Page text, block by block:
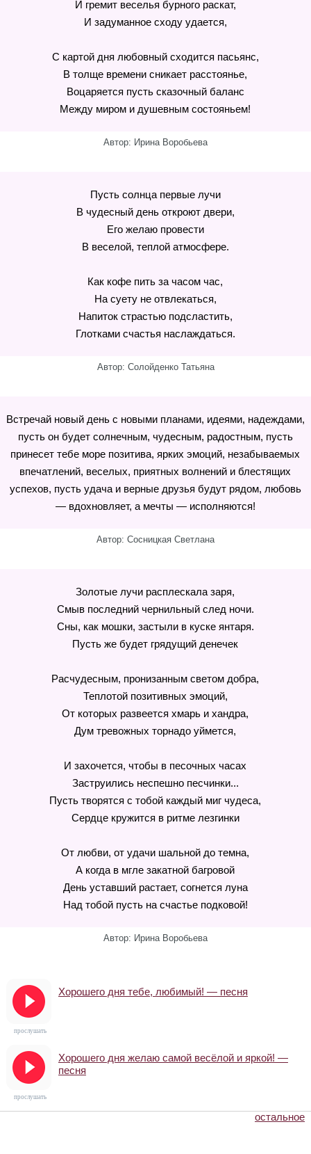
И гремит веселья бурного раскат,
И задуманное сходу удается,
С картой дня любовный сходится пасьянс,
В толще времени сникает расстоянье,
Воцаряется пусть сказочный баланс
Между миром и душевным состояньем!
Автор: Ирина Воробьева
Пусть солнца первые лучи
В чудесный день откроют двери,
Его желаю провести
В веселой, теплой атмосфере.
Как кофе пить за часом час,
На суету не отвлекаться,
Напиток страстью подсластить,
Глотками счастья наслаждаться.
Автор: Солойденко Татьяна
Встречай новый день с новыми планами, идеями, надеждами,
пусть он будет солнечным, чудесным, радостным, пусть
принесет тебе море позитива, ярких эмоций, незабываемых
впечатлений, веселых, приятных волнений и блестящих
успехов, пусть удача и верные друзья будут рядом, любовь
— вдохновляет, а мечты — исполняются!
Автор: Сосницкая Светлана
Золотые лучи расплескала заря,
Смыв последний чернильный след ночи.
Сны, как мошки, застыли в куске янтаря.
Пусть же будет грядущий денечек
Расчудесным, пронизанным светом добра,
Теплотой позитивных эмоций,
От которых развеется хмарь и хандра,
Дум тревожных торнадо уймется,
И захочется, чтобы в песочных часах
Заструились неспешно песчинки...
Пусть творятся с тобой каждый миг чудеса,
Сердце кружится в ритме лезгинки
От любви, от удачи шальной до темна,
А когда в мгле закатной багровой
День уставший растает, согнется луна
Над тобой пусть на счастье подковой!
Автор: Ирина Воробьева
Хорошего дня тебе, любимый! — песня
прослушать
Хорошего дня желаю самой весёлой и яркой! —
песня
прослушать
остальное